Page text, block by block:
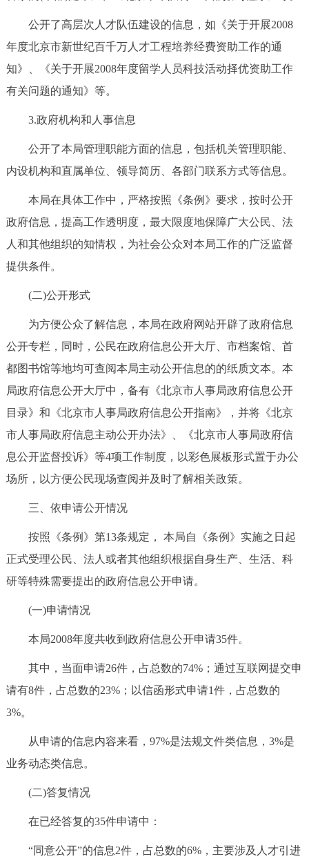
公开了高层次人才队伍建设的信息，如《关于开展2008
年度北京市新世纪百千万人才工程培养经费资助工作的通
知》、《关于开展2008年度留学人员科技活动择优资助工作
有关问题的通知》等。
3.政府机构和人事信息
公开了本局管理职能方面的信息，包括机关管理职能、
内设机构和直属单位、领导简历、各部门联系方式等信息。
本局在具体工作中，严格按照《条例》要求，按时公开
政府信息，提高工作透明度，最大限度地保障广大公民、法
人和其他组织的知情权，为社会公众对本局工作的广泛监督
提供条件。
(二)公开形式
为方便公众了解信息，本局在政府网站开辟了政府信息
公开专栏，同时，公民在政府信息公开大厅、市档案馆、首
都图书馆等地均可查阅本局主动公开信息的的纸质文本。本
局政府信息公开大厅中，备有《北京市人事局政府信息公开
目录》和《北京市人事局政府信息公开指南》，并将《北京
市人事局政府信息主动公开办法》、《北京市人事局政府信
息公开监督投诉》等4项工作制度，以彩色展板形式置于办公
场所，以方便公民现场查阅并及时了解相关政策。
三、依申请公开情况
按照《条例》第13条规定， 本局自《条例》实施之日起
正式受理公民、法人或者其他组织根据自身生产、生活、科
研等特殊需要提出的政府信息公开申请。
(一)申请情况
本局2008年度共收到政府信息公开申请35件。
其中，当面申请26件，占总数的74%；通过互联网提交申
请有8件，占总数的23%；以信函形式申请1件，占总数的
3%。
从申请的信息内容来看，97%是法规文件类信息，3%是
业务动态类信息。
(二)答复情况
在已经答复的35件申请中：
“同意公开”的信息2件，占总数的6%，主要涉及人才引进